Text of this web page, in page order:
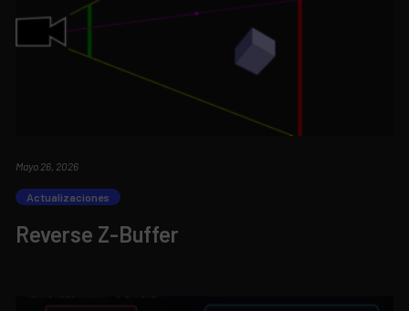
Mayo 26, 2026
Actualizaciones
Reverse Z-Buffer